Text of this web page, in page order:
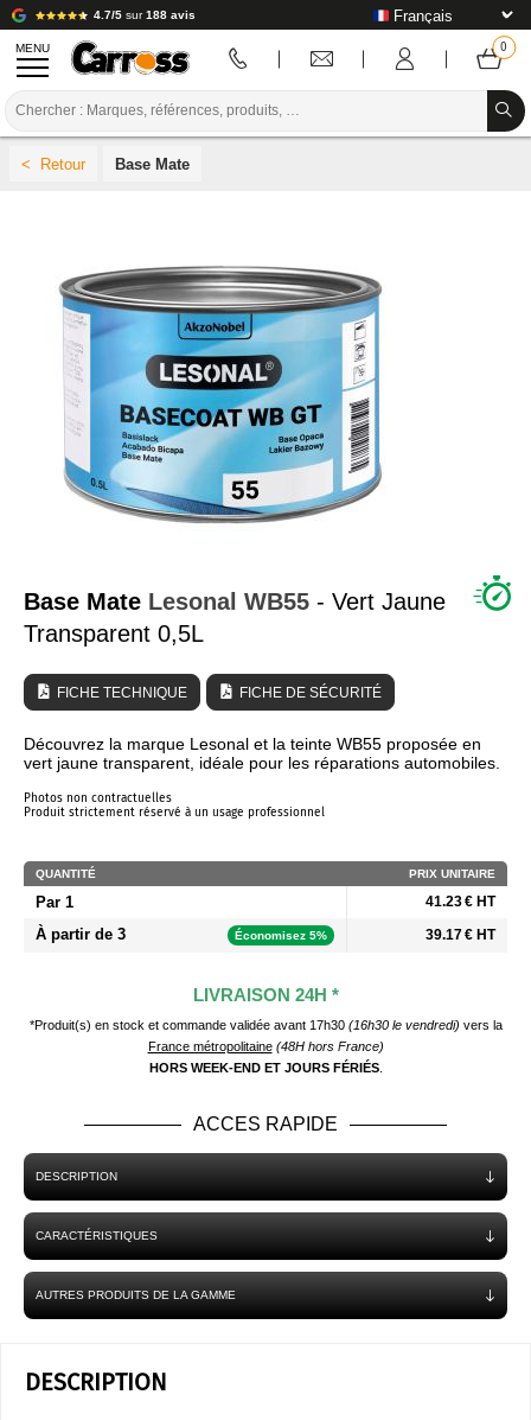
4.7/5 sur188 avis
MENU
PREPARATION / PEINTURE / FINITION
CONSOMMABLE CARROSSERIE
OUTILLAGE CARROSSERIE
ÉQUIPEMENT ATELIER CARROSSERIE
INSTALLATION LABO
TUTORIEL & CONSEILS
Base Mate
Base Mate Lesonal WB55 - Vert Jaune
Transparent 0,5L
FICHE TECHNIQUE FICHE DE SÉCURITÉ
Découvrez la marque Lesonal et la teinte WB55 proposée en
vert jaune transparent, idéale pour les réparations automobiles.
Photos non contractuelles
Produit strictement réservé à un usage professionnel
QUANTITÉ PRIX UNITAIRE
Par 1 41.23 € HT
À partir de 3 Économisez 5% 39.17 € HT
LIVRAISON 24H *
*Produit(s) en stock et commande validée avant 17h30 (16h30 le vendredi) vers la
France métropolitaine (48H hors France)
HORS WEEK-END ET JOURS FÉRIÉS.
ACCES RAPIDE
DESCRIPTION
CARACTÉRISTIQUES
AUTRES PRODUITS DE LA GAMME
DESCRIPTION